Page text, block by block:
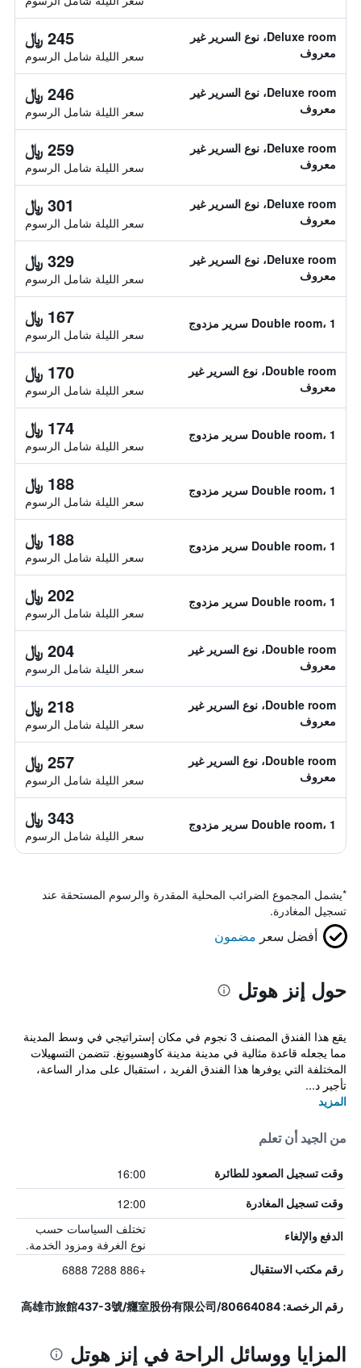
Deluxe room، نوع السرير غير
معروف
245 ﷼
سعر الليلة شامل الرسوم
Deluxe room، نوع السرير غير
معروف
246 ﷼
سعر الليلة شامل الرسوم
Deluxe room، نوع السرير غير
معروف
259 ﷼
سعر الليلة شامل الرسوم
Deluxe room، نوع السرير غير
معروف
301 ﷼
سعر الليلة شامل الرسوم
Deluxe room، نوع السرير غير
معروف
329 ﷼
سعر الليلة شامل الرسوم
Double room، 1 سرير مزدوج 167 ﷼
سعر الليلة شامل الرسوم
Double room، نوع السرير غير
معروف
170 ﷼
سعر الليلة شامل الرسوم
Double room، 1 سرير مزدوج 174 ﷼
سعر الليلة شامل الرسوم
Double room، 1 سرير مزدوج 188 ﷼
سعر الليلة شامل الرسوم
Double room، 1 سرير مزدوج 188 ﷼
سعر الليلة شامل الرسوم
Double room، 1 سرير مزدوج 202 ﷼
سعر الليلة شامل الرسوم
Double room، نوع السرير غير
معروف
204 ﷼
سعر الليلة شامل الرسوم
Double room، نوع السرير غير
معروف
218 ﷼
سعر الليلة شامل الرسوم
Double room، نوع السرير غير
معروف
257 ﷼
سعر الليلة شامل الرسوم
Double room، 1 سرير مزدوج 343 ﷼
سعر الليلة شامل الرسوم
*يشمل المجموع الضرائب المحلية المقدرة والرسوم المستحقة عند
تسجيل المغادرة.
أفضل سعر مضمون
حول إنز هوتل
يقع هذا الفندق المصنف 3 نجوم في مكان إستراتيجي في وسط المدينة
مما يجعله قاعدة مثالية في مدينة مدينة كاوهسيونغ. تتضمن التسهيلات
المختلفة التي يوفرها هذا الفندق الفريد ، استقبال على مدار الساعة،
تأجير د...
المزيد
من الجيد أن تعلم
وقت تسجيل الصعود للطائرة 16:00
وقت تسجيل المغادرة 12:00
الدفع والإلغاء
تختلف السياسات حسب
نوع الغرفة ومزود الخدمة.
رقم مكتب الاستقبال +886 7288 6888
رقم الرخصة: 高雄市旅館437-3號/癮室股份有限公司/80664084
المزايا ووسائل الراحة في إنز هوتل